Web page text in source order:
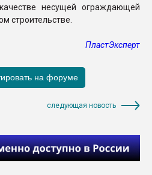
несущей ограждающей
строительстве.
ПластЭксперт
следующая новость